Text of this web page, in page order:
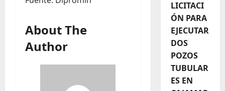
About The
Author
LICITACI
ÓN PARA
EJECUTAR
DOS
POZOS
TUBULAR
ES EN